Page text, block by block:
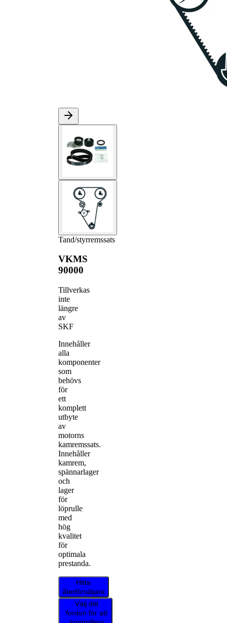
Tand/styrremssats
VKMS
90000
Tillverkas
inte
längre
av
SKF
Innehåller
alla
komponenter
som
behövs
för
ett
komplett
utbyte
av
motorns
kamremssats.
Innehåller
kamrem,
spännarlager
och
lager
för
löprulle
med
hög
kvalitet
för
optimala
prestanda.
Hitta
återförsäljare
Välj ditt
fordon för att